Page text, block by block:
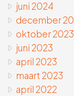
juni 2024
december
oktober 2023
juni 2023
april 2023
maart 2023
april 2022